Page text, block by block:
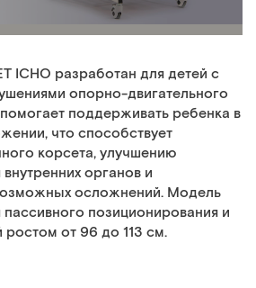
ICHO разработан для детей с
опорно-двигательного
поддерживать ребенка в
что способствует
корсета, улучшению
органов и
осложнений. Модель
позиционирования и
ростом от 96 до 113 см.